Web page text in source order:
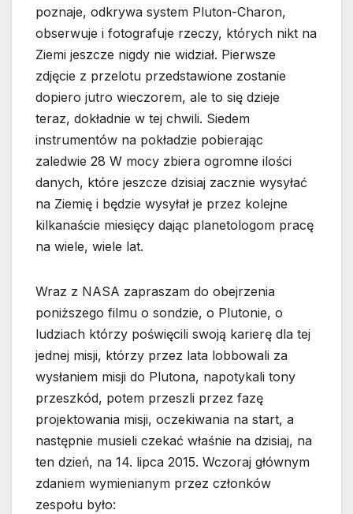
poznaje, odkrywa system Pluton-Charon,
obserwuje i fotografuje rzeczy, których nikt na
Ziemi jeszcze nigdy nie widział. Pierwsze
zdjęcie z przelotu przedstawione zostanie
dopiero jutro wieczorem, ale to się dzieje
teraz, dokładnie w tej chwili. Siedem
instrumentów na pokładzie pobierając
zaledwie 28 W mocy zbiera ogromne ilości
danych, które jeszcze dzisiaj zacznie wysyłać
na Ziemię i będzie wysyłał je przez kolejne
kilkanaście miesięcy dając planetologom pracę
na wiele, wiele lat.
Wraz z NASA zapraszam do obejrzenia
poniższego filmu o sondzie, o Plutonie, o
ludziach którzy poświęcili swoją karierę dla tej
jednej misji, którzy przez lata lobbowali za
wysłaniem misji do Plutona, napotykali tony
przeszkód, potem przeszli przez fazę
projektowania misji, oczekiwania na start, a
następnie musieli czekać właśnie na dzisiaj, na
ten dzień, na 14. lipca 2015. Wczoraj głównym
zdaniem wymienianym przez członków
zespołu było: